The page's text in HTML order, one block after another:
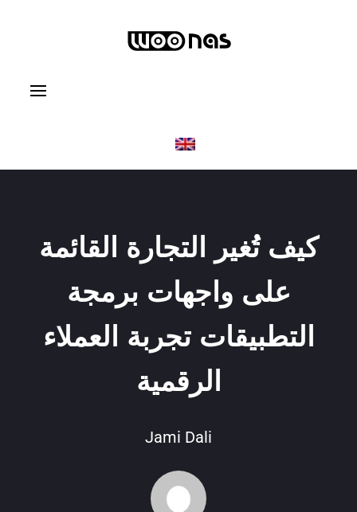
كيف تُغير التجارة القائمة
على واجهات برمجة
التطبيقات تجربة العملاء
الرقمية
Jami Dali